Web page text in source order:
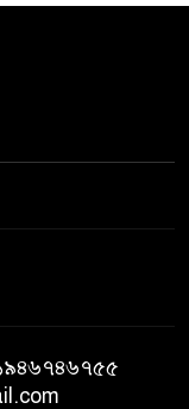
আমাজন’
মৃত্যু হয়েছে
দিল্লিতে: